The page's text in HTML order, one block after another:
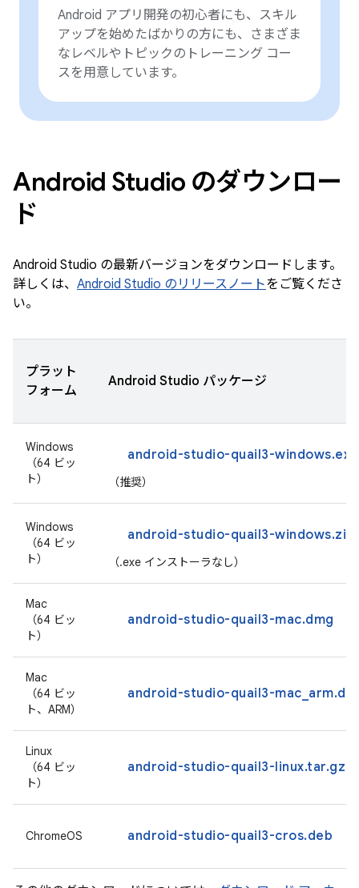
Android アプリ開発の初心者にも、スキル
アップを始めたばかりの方にも、さまざま
なレベルやトピックのトレーニング コー
スを用意しています。
Android Studio のダウンロー
ド
Android Studio の最新バージョンをダウンロードします。
詳しくは、 Android Studio のリリースノートをご覧くださ
い。
プラット
フォーム
Android Studio パッケージ
Windows
（64 ビッ
ト）
android-studio-quail3-windows.exe
（推奨）
Windows
（64 ビッ
ト）
android-studio-quail3-windows.zip
（.exe インストーラなし）
Mac
（64 ビッ
ト）
android-studio-quail3-mac.dmg
Mac
（64 ビッ
ト、ARM）
android-studio-quail3-
Linux
（64 ビッ
ト）
android-studio-quail3-linux.tar.gz
ChromeOS android-studio-quail3-cros.deb